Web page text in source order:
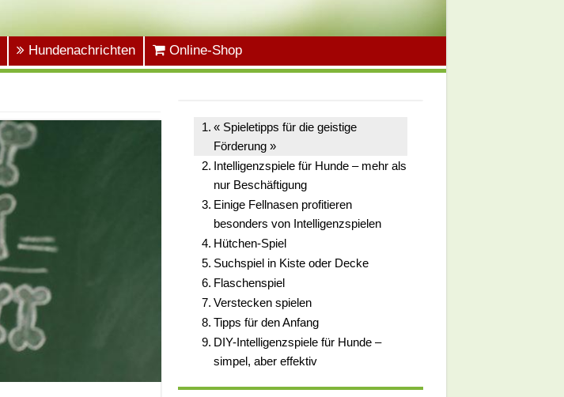
Hundenachrichten Online-Shop
« Spieletipps für die geistige
Förderung »
Intelligenzspiele für Hunde – mehr als
nur Beschäftigung
Einige Fellnasen profitieren
besonders von Intelligenzspielen
Hütchen-Spiel
Suchspiel in Kiste oder Decke
Flaschenspiel
Verstecken spielen
Tipps für den Anfang
DIY-Intelligenzspiele für Hunde –
simpel, aber effektiv